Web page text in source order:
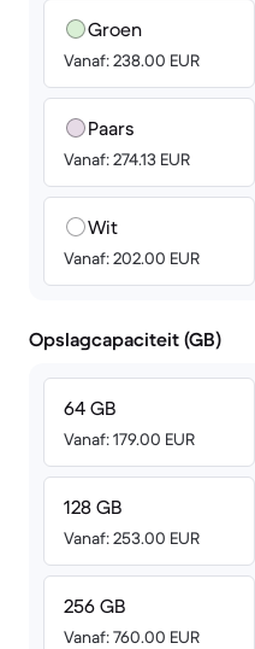
Groen
Vanaf: 238.00 EUR
Paars
Vanaf: 274.13 EUR
Wit
Vanaf: 202.00 EUR
Opslagcapaciteit (GB)
64 GB
Vanaf: 179.00 EUR
128 GB
Vanaf: 253.00 EUR
256 GB
Vanaf: 760.00 EUR